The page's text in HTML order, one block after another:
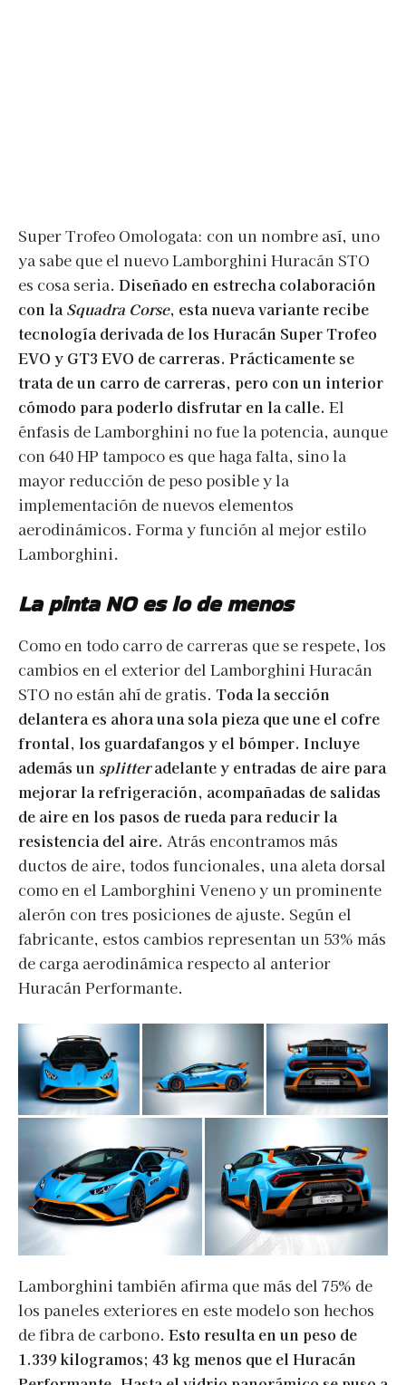
Super Trofeo Omologata: con un nombre así, uno
ya sabe que el nuevo Lamborghini Huracán STO
es cosa seria. Diseñado en estrecha colaboración
con laSquadra Corse, esta nueva variante recibe
tecnología derivada de los Huracán Super Trofeo
EVO y GT3 EVO de carreras. Prácticamente se
trata de un carro de carreras, pero con un interior
cómodo para poderlo disfrutar en la calle. El
énfasis de Lamborghini no fue la potencia, aunque
con 640 HP tampoco es que haga falta, sino la
mayor reducción de peso posible y la
implementación de nuevos elementos
aerodinámicos. Forma y función al mejor estilo
Lamborghini.
La pinta NO es lo de menos
Como en todo carro de carreras que se respete, los
cambios en el exterior del Lamborghini Huracán
STO no están ahí de gratis. Toda la sección
delantera es ahora una sola pieza que une el cofre
frontal, los guardafangos y el bómper. Incluye
además un splitteradelante y entradas de aire para
mejorar la refrigeración, acompañadas de salidas
de aire en los pasos de rueda para reducir la
resistencia del aire. Atrás encontramos más
ductos de aire, todos funcionales, una aleta dorsal
como en el Lamborghini Veneno y un prominente
alerón con tres posiciones de ajuste. Según el
fabricante, estos cambios representan un 53% más
de carga aerodinámica respecto al anterior
Huracán Performante.
Lamborghini también afirma que más del 75% de
los paneles exteriores en este modelo son hechos
de fibra de carbono. Esto resulta en un peso de
1.339 kilogramos; 43 kg menos que el Huracán